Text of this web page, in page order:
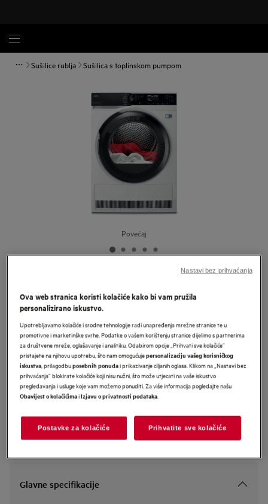
Sušilice rublja Sušilica s toplinskom pumpom
Povećaj
AEG 8000 Series sušilica s
toplinskom pumpom kapaciteta 9 kg
Informacijski list proizvoda
Sigurnosne upute i sigurnosna upozorenja prema EU regulativi
2023/988 navedeni su u poglavljima 1 i 2 korisničkog priručnika.
priručnik.
Glavne specifikacije
Ova web stranica koristi kolačiće kako bi vam pružila
personalizirano iskustvo.
Upotrebljavamo kolačiće i srodne tehnologije radi unapređenja mrežne stranice te u
promotivne i marketinške svrhe. Podatke o vašem korištenju stranice dijelimo s partnerima
za društvene mreže, oglašavanje i analitiku. Odabirom opcije „Prihvati sve kolačiće”
pristajete na njihovu upotrebu, što nam omogućujepersonalizaciju vašeg korisničkog
iskustva, prilagodbuposebnih ponudai prikazivanje ciljanih oglasa. Klikom na „Nastavi bez
prihvaćanja” blokirate kolačiće koji nisu nužni, što može utjecati na vaše iskustvo
pregledavanja i usluge koje vam možemo ponuditi. Za više informacija pogledajte našu
Obavijest o kolačićimaiIzjavu o privatnosti podataka.
Postavke za kolačiće Prihvatite sve kolačiće
Nastavi bez prihvaćanja